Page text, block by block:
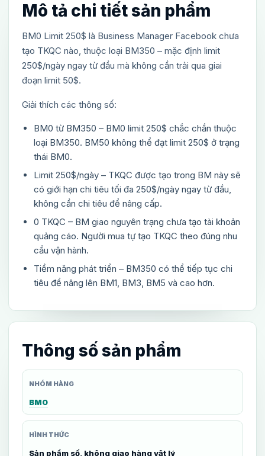
Mô tả chi tiết sản phẩm
BM0 Limit 250$ là Business Manager Facebook chưa
tạo TKQC nào, thuộc loại BM350 – mặc định limit
250$/ngày ngay từ đầu mà không cần trải qua giai
đoạn limit 50$.
Giải thích các thông số:
BM0 từ BM350 – BM0 limit 250$ chắc chắn thuộc
loại BM350. BM50 không thể đạt limit 250$ ở trạng
thái BM0.
Limit 250$/ngày – TKQC được tạo trong BM này sẽ
có giới hạn chi tiêu tối đa 250$/ngày ngay từ đầu,
không cần chi tiêu để nâng cấp.
0 TKQC – BM giao nguyên trạng chưa tạo tài khoản
quảng cáo. Người mua tự tạo TKQC theo đúng nhu
cầu vận hành.
Tiềm năng phát triển – BM350 có thể tiếp tục chi
tiêu để nâng lên BM1, BM3, BM5 và cao hơn.
Thông số sản phẩm
NHÓM HÀNG
BM0
HÌNH THỨC
Sản phẩm số, không giao hàng vật lý